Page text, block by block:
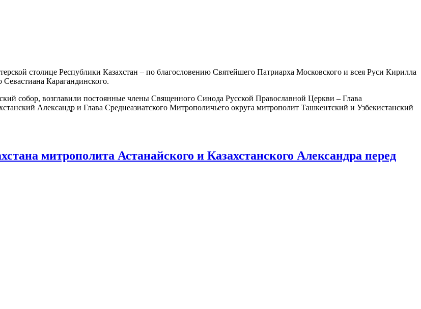
столице Республики Казахстан – по благословению Святейшего Патриарха Московского и всея Руси Кирилла
Севастиана Карагандинского.
собор, возглавили постоянные члены Священного Синода Русской Православной Церкви – Глава
Александр и Глава Среднеазиатского Митрополичьего округа митрополит Ташкентский и Узбекистанский
митрополита Астанайского и Казахстанского Александра перед